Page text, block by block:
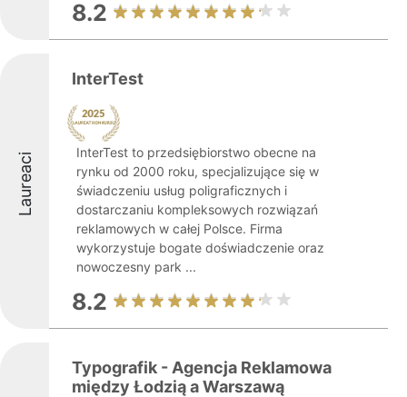
8.2
Laureaci
InterTest
InterTest to przedsiębiorstwo obecne na
rynku od 2000 roku, specjalizujące się w
świadczeniu usług poligraficznych i
dostarczaniu kompleksowych rozwiązań
reklamowych w całej Polsce. Firma
wykorzystuje bogate doświadczenie oraz
nowoczesny park ...
8.2
Typografik - Agencja Reklamowa
między Łodzią a Warszawą